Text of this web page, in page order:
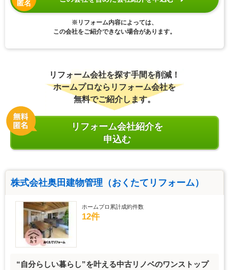
匿名
※リフォーム内容によっては、
この会社をご紹介できない場合があります。
リフォーム会社を探す手間を削減！
ホームプロならリフォーム会社を
無料でご紹介します。
リフォーム会社紹介を
申込む
株式会社奥田建物管理（おくたてリフォーム）
ホームプロ累計成約件数
12件
“自分らしい暮らし”を叶える中古リノベのワンストップ